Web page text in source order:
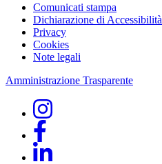
Comunicati stampa
Dichiarazione di Accessibilità
Privacy
Cookies
Note legali
Amministrazione Trasparente